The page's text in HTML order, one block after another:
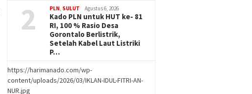
2 PLN, SULUT Agustus 6, 2026
Kado PLN untuk HUT ke- 81
RI, 100 % Rasio Desa
Gorontalo Berlistrik,
Setelah Kabel Laut Listriki
P…
https://harimanado.com/wp-
content/uploads/2026/03/IKLAN-IDUL-FITRI-AN-
NUR.jpg